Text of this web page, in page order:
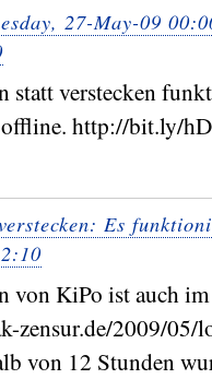
27-May-09
statt verstecken
http://bit.ly/
Es
von KiPo ist auch
zensur.de/2009/05/
von 12 Stunden